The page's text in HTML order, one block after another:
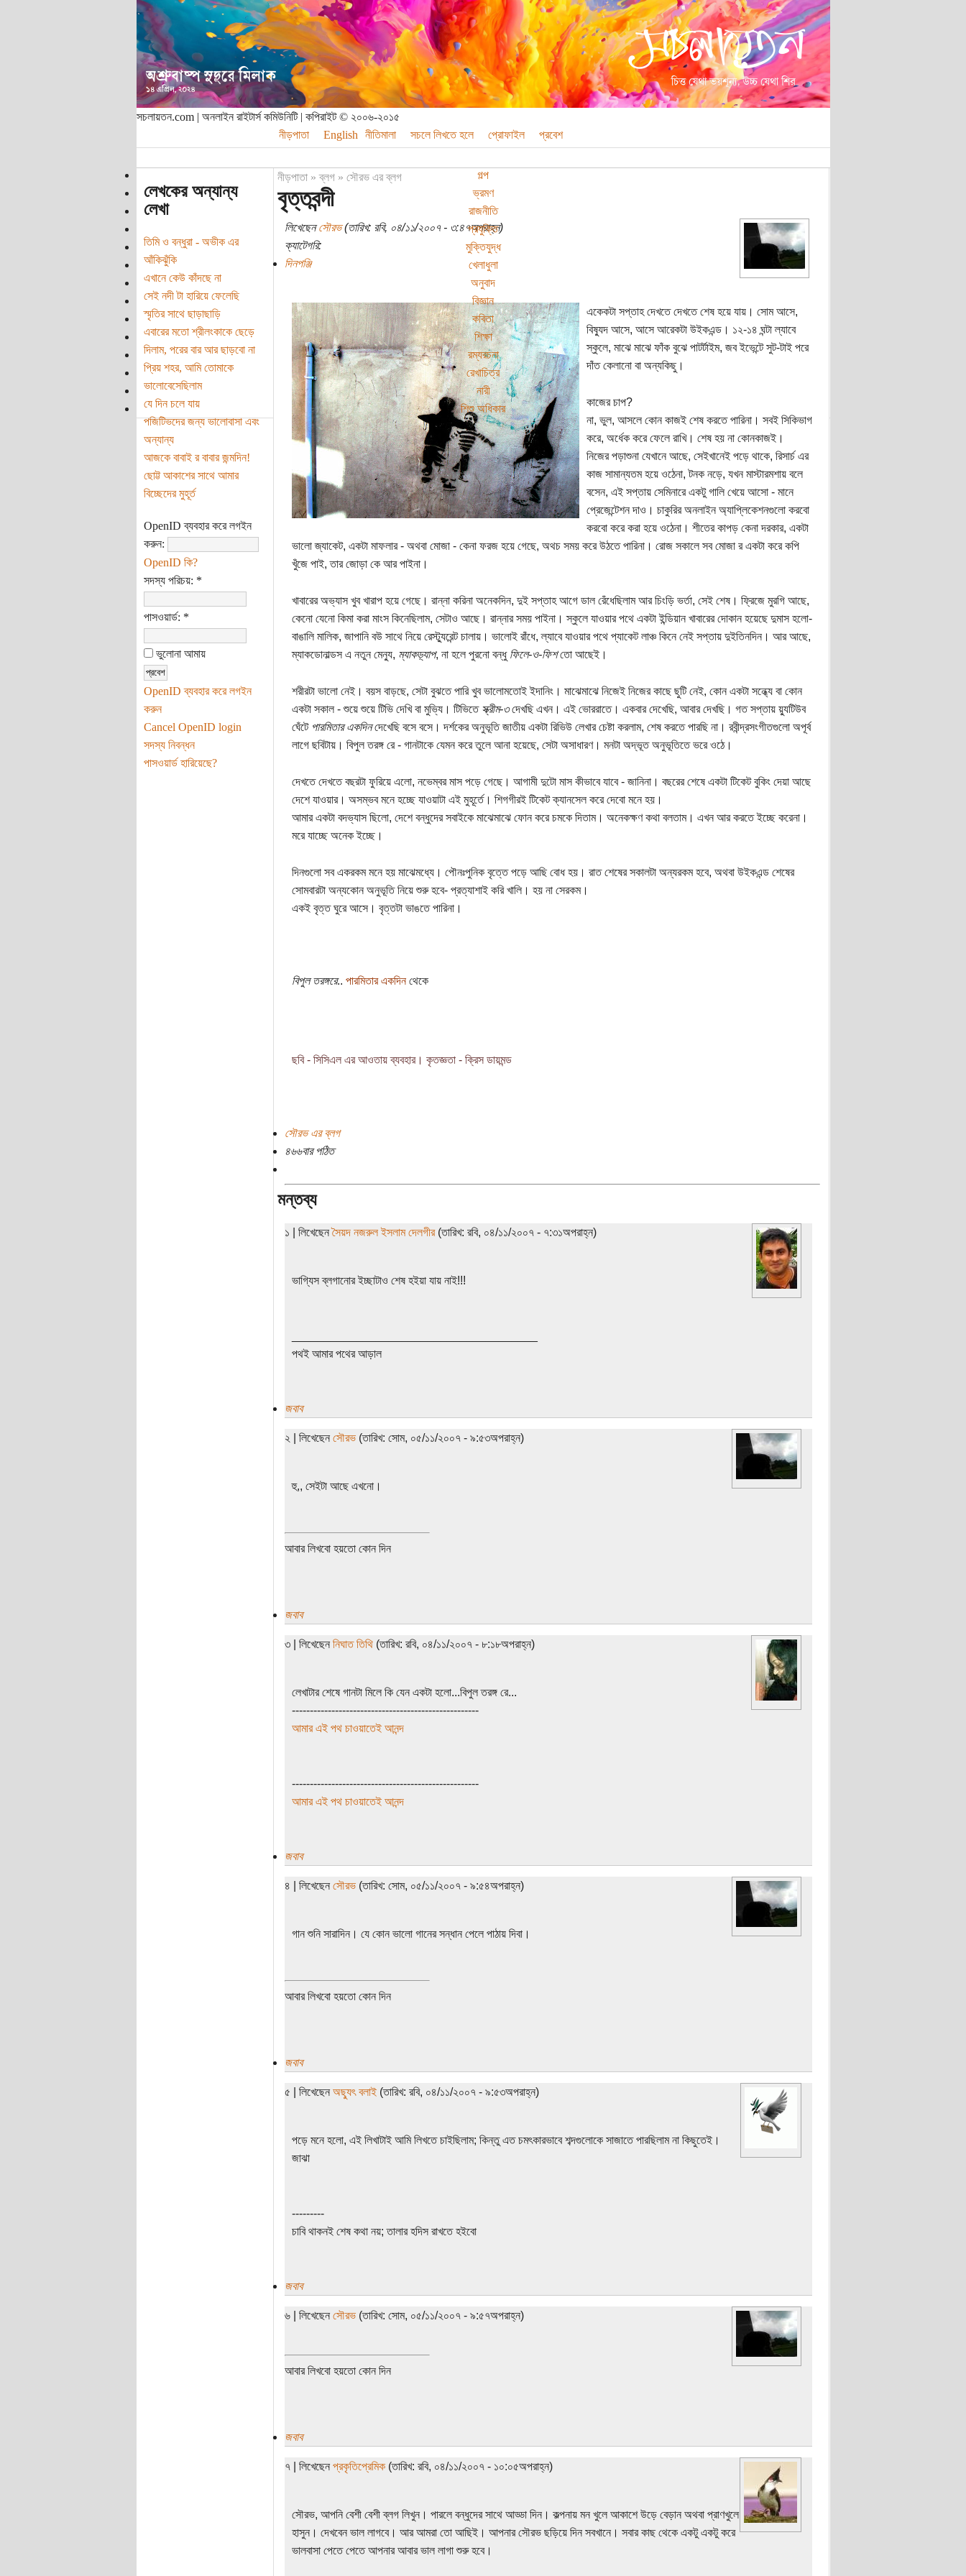
সচলায়তন.com | অনলাইন রাইটার্স কমিউনিটি | কপিরাইট © ২০০৬-২০১৫
নীড়পাতা
English নীতিমালা সচলে লিখতে হলে প্রোফাইল প্রবেশ
গল্প
ভ্রমণ
রাজনীতি
প্রযুক্তি
মুক্তিযুদ্ধ
খেলাধুলা
অনুবাদ
বিজ্ঞান
কবিতা
শিক্ষা
রম্যরচনা
রেখাচিত্র
নারী
শিশু অধিকার
লেখকের অন্যান্য
লেখা
তিমি ও বন্ধুরা - অভীক এর
আঁকিঝুঁকি
এখানে কেউ কাঁদছে না
সেই নদী টা হারিয়ে ফেলেছি
স্মৃতির সাথে ছাড়াছাড়ি
এবারের মতো শ্রীলংকাকে ছেড়ে
দিলাম, পরের বার আর ছাড়বো না
প্রিয় শহর, আমি তোমাকে
ভালোবেসেছিলাম
যে দিন চলে যায়
পজিটিভদের জন্য ভালোবাসা এবং
অন্যান্য
আজকে বাবাই র বাবার জন্মদিন!
ছোট্ট আকাশের সাথে আমার
বিচ্ছেদের মুহূর্ত
OpenID ব্যবহার করে লগইন
করুন:
OpenID কি?
সদস্য পরিচয়: *
পাসওয়ার্ড: *
ভুলোনা আমায়
OpenID ব্যবহার করে লগইন
করুন
Cancel OpenID login
সদস্য নিবন্ধন
পাসওয়ার্ড হারিয়েছে?
নীড়পাতা»ব্লগ» সৌরভ এর ব্লগ
বৃত্তবন্দী
লিখেছেনসৌরভ(তারিখ: রবি, ০৪/১১/২০০৭ - ৩:৪৭অপরাহ্ন)
ক্যাটেগরি:
দিনপঞ্জি
একেকটা সপ্তাহ দেখতে দেখতে শেষ হয়ে যায়। সোম আসে,
বিষ্যুদ আসে, আসে আরেকটা উইকএন্ড। ১২-১৪ ঘন্টা ল্যাবে
স্কুলে, মাঝে মাঝে ফাঁক বুঝে পাটর্টাইম, জব ইভেন্টে সুট-টাই পরে
দাঁত কেলানো বা অন্যকিছু।
কাজের চাপ?
না, ভুল, আসলে কোন কাজই শেষ করতে পারিনা। সবই সিকিভাগ
করে, অর্ধেক করে ফেলে রাখি। শেষ হয় না কোনকাজই।
নিজের পড়াশুনা যেখানে আছে, সেইখানেই পড়ে থাকে, রিসার্চ এর
কাজ সামান্যতম হয়ে ওঠেনা, টনক নড়ে, যখন মাস্টারমশায় বলে
বসেন, এই সপ্তায় সেমিনারে একটু গালি খেয়ে আসো - মানে
প্রেজেন্টেশন দাও। চাকুরির অনলাইন অ্যাপ্লিকেশনগুলো করবো
করবো করে করা হয়ে ওঠেনা। শীতের কাপড় কেনা দরকার, একটা
ভালো জ্যাকেট, একটা মাফলার - অথবা মোজা - কেনা ফরজ হয়ে গেছে, অথচ সময় করে উঠতে পারিনা। রোজ সকালে সব মোজা র একটা করে কপি
খুঁজে পাই, তার জোড়া কে আর পাইনা।
খাবারের অভ্যাস খুব খারাপ হয়ে গেছে। রান্না করিনা অনেকদিন, দুই সপ্তাহ আগে ডাল রেঁধেছিলাম আর চিংড়ি ভর্তা, সেই শেষ। ফ্রিজে মুরগি আছে,
কেনো যেনো কিমা করা মাংস কিনেছিলাম, সেটাও আছে। রান্নার সময় পাইনা। স্কুলে যাওয়ার পথে একটা ইন্ডিয়ান খাবারের দোকান হয়েছে দুমাস হলো-
বাঙালি মালিক, জাপানি বউ সাথে নিয়ে রেস্ট্যুরেন্ট চালায়। ভালোই রাঁধে, ল্যাবে যাওয়ার পথে প্যাকেট লাঞ্চ কিনে নেই সপ্তায় দুইতিনদিন। আর আছে,
ম্যাকডোনাল্ডস এ নতুন মেন্যু, ম্যাকড়্যাপ, না হলে পুরনো বন্ধু ফিলে-ও-ফিশতো আছেই।
শরীরটা ভালো নেই। বয়স বাড়ছে, সেটা বুঝতে পারি খুব ভালোমতোই ইদানিং। মাঝেমাঝে নিজেই নিজের কাছে ছুটি নেই, কোন একটা সন্ধ্যে বা কোন
একটা সকাল - শুয়ে শুয়ে টিভি দেখি বা মুভ্যি। টিভিতেস্ক্রীম-৩দেখছি এখন। এই ভোররাতে। একবার দেখেছি, আবার দেখছি। গত সপ্তায় য়্যুটিউব
ঘেঁটে পারমিতার একদিনদেখেছি বসে বসে। দর্শকের অনুভূতি জাতীয় একটা রিভিউ লেখার চেষ্টা করলাম, শেষ করতে পারছি না। রবীন্দ্রসংগীতগুলো অপূর্ব
লাগে ছবিটায়। বিপুল তরঙ্গ রে - গানটাকে যেমন করে তুলে আনা হয়েছে, সেটা অসাধারণ। মনটা অদ্ভূত অনুভূতিতে ভরে ওঠে।
দেখতে দেখতে বছরটা ফুরিয়ে এলো, নভেম্বর মাস পড়ে গেছে। আগামী দুটো মাস কীভাবে যাবে - জানিনা। বছরের শেষে একটা টিকেট বুকিং দেয়া আছে
দেশে যাওয়ার। অসম্ভব মনে হচ্ছে যাওয়াটা এই মুহূর্তে। শিগগীরই টিকেট ক্যানসেল করে দেবো মনে হয়।
আমার একটা বদভ্যাস ছিলো, দেশে বন্ধুদের সবাইকে মাঝেমাঝে ফোন করে চমকে দিতাম। অনেকক্ষণ কথা বলতাম। এখন আর করতে ইচ্ছে করেনা।
মরে যাচ্ছে অনেক ইচ্ছে।
দিনগুলো সব একরকম মনে হয় মাঝেমধ্যে। পৌনঃপুনিক বৃত্তে পড়ে আছি বোধ হয়। রাত শেষের সকালটা অন্যরকম হবে, অথবা উইকএন্ড শেষের
সোমবারটা অন্যকোন অনুভূতি নিয়ে শুরু হবে- প্রত্যাশাই করি খালি। হয় না সেরকম।
একই বৃত্ত ঘুরে আসে। বৃত্তটা ভাঙতে পারিনা।
বিপুল তরঙ্গরে.. পারমিতার একদিনথেকে
ছবি - সিসিএলএর আওতায় ব্যবহার। কৃতজ্ঞতা - ক্রিস ডায়মন্ড
সৌরভ এর ব্লগ
৪৬৬বার পঠিত
মন্তব্য
১ | লিখেছেনসৈয়দ নজরুল ইসলাম দেলগীর(তারিখ: রবি, ০৪/১১/২০০৭ - ৭:৩১অপরাহ্ন)
ভাগ্যিস ব্লগানোর ইচ্ছাটাও শেষ হইয়া যায় নাই!!!
পথই আমার পথের আড়াল
জবাব
২ | লিখেছেন সৌরভ(তারিখ: সোম, ০৫/১১/২০০৭ - ৯:৫৩অপরাহ্ন)
হু,, সেইটা আছে এখনো।
আবার লিখবো হয়তো কোন দিন
জবাব
৩ | লিখেছেন নিঘাত তিথি(তারিখ: রবি, ০৪/১১/২০০৭ - ৮:১৮অপরাহ্ন)
লেখাটার শেষে গানটা মিলে কি যেন একটা হলো...বিপুল তরঙ্গ রে...
----------------------------------------------------
আমার এই পথ চাওয়াতেই আনন্দ
----------------------------------------------------
আমার এই পথ চাওয়াতেই আনন্দ
জবাব
৪ | লিখেছেন সৌরভ(তারিখ: সোম, ০৫/১১/২০০৭ - ৯:৫৪অপরাহ্ন)
গান শুনি সারাদিন। যে কোন ভালো গানের সন্ধান পেলে পাঠায় দিবা।
আবার লিখবো হয়তো কোন দিন
জবাব
৫ | লিখেছেন অছ্যুৎ বলাই(তারিখ: রবি, ০৪/১১/২০০৭ - ৯:৫৩অপরাহ্ন)
পড়ে মনে হলো, এই লিখাটাই আমি লিখতে চাইছিলাম; কিন্তু এত চমৎকারভাবে শব্দগুলোকে সাজাতে পারছিলাম না কিছুতেই।
জাঝা
---------
চাবি থাকনই শেষ কথা নয়; তালার হদিস রাখতে হইবো
জবাব
৬ | লিখেছেন সৌরভ(তারিখ: সোম, ০৫/১১/২০০৭ - ৯:৫৭অপরাহ্ন)
আবার লিখবো হয়তো কোন দিন
জবাব
৭ | লিখেছেন প্রকৃতিপ্রেমিক(তারিখ: রবি, ০৪/১১/২০০৭ - ১০:০৫অপরাহ্ন)
সৌরভ, আপনি বেশী বেশী ব্লগ লিখুন। পারলে বন্ধুদের সাথে আড্ডা দিন। কল্পনায় মন খুলে আকাশে উড়ে বেড়ান অথবা প্রাণখুলে
হাসুন। দেখবেন ভাল লাগবে। আর আমরা তো আছিই। আপনার সৌরভ ছড়িয়ে দিন সবখানে। সবার কাছ থেকে একটু একটু করে
ভালবাসা পেতে পেতে আপনার আবার ভাল লাগা শুরু হবে।